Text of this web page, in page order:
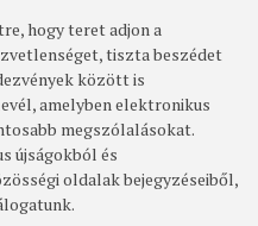
hogy teret adjon a
tiszta beszédet
között is
amelyben elektronikus
megszólalásokat.
újságokból és
oldalak bejegyzéseiből,